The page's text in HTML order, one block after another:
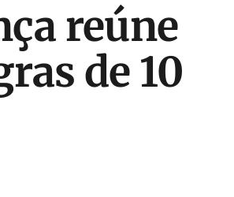
reúne
de 10